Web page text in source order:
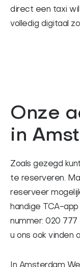
direct een taxi
volledig digitaal
Onze
in
Zoals gezegd
te reserveren.
reserveer
handige TCA-
nummer: 020 777
u ons ook vinden